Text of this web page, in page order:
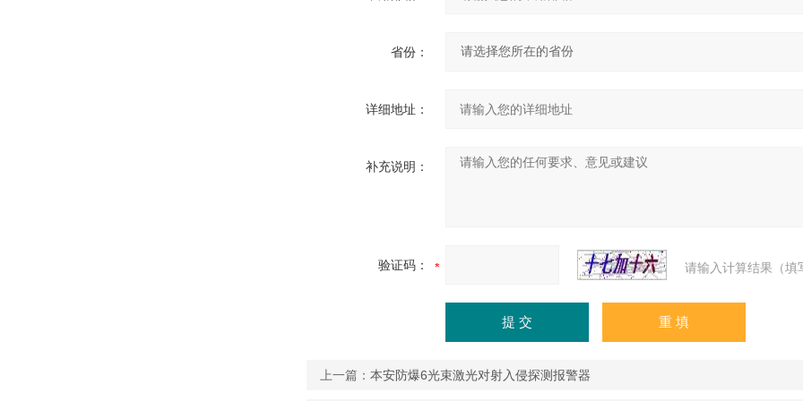
省份：
详细地址：
补充说明：
验证码： 请输入计算结果（填
上一篇： 本安防爆6光束激光对射入侵探测报警器